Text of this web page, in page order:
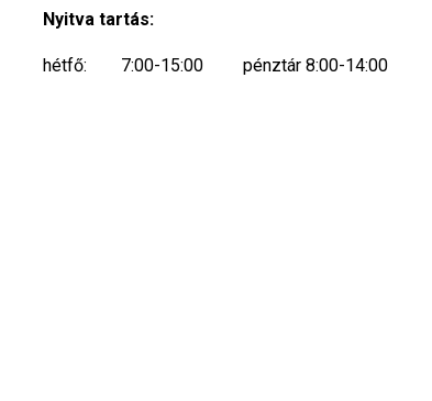
Nyitva tartás:
hétfő: 7:00-15:00 pénztár 8:00-14:00